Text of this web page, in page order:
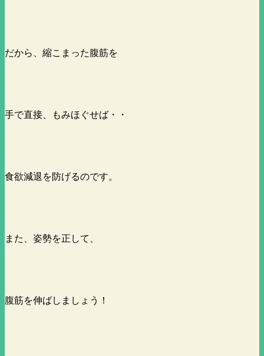
だから、縮こまった腹筋を
手で直接、もみほぐせば・・
食欲減退を防げるのです。
また、姿勢を正して、
腹筋を伸ばしましょう！